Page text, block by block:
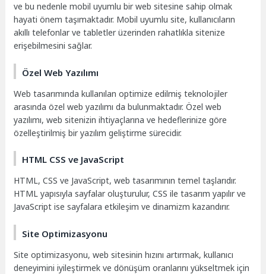
ve bu nedenle mobil uyumlu bir web sitesine sahip olmak
hayati önem taşımaktadır. Mobil uyumlu site, kullanıcıların
akıllı telefonlar ve tabletler üzerinden rahatlıkla sitenize
erişebilmesini sağlar.
Özel Web Yazılımı
Web tasarımında kullanılan optimize edilmiş teknolojiler
arasında özel web yazılımı da bulunmaktadır. Özel web
yazılımı, web sitenizin ihtiyaçlarına ve hedeflerinize göre
özelleştirilmiş bir yazılım geliştirme sürecidir.
HTML CSS ve JavaScript
HTML, CSS ve JavaScript, web tasarımının temel taşlarıdır.
HTML yapısıyla sayfalar oluşturulur, CSS ile tasarım yapılır ve
JavaScript ise sayfalara etkileşim ve dinamizm kazandırır.
Site Optimizasyonu
Site optimizasyonu, web sitesinin hızını artırmak, kullanıcı
deneyimini iyileştirmek ve dönüşüm oranlarını yükseltmek için